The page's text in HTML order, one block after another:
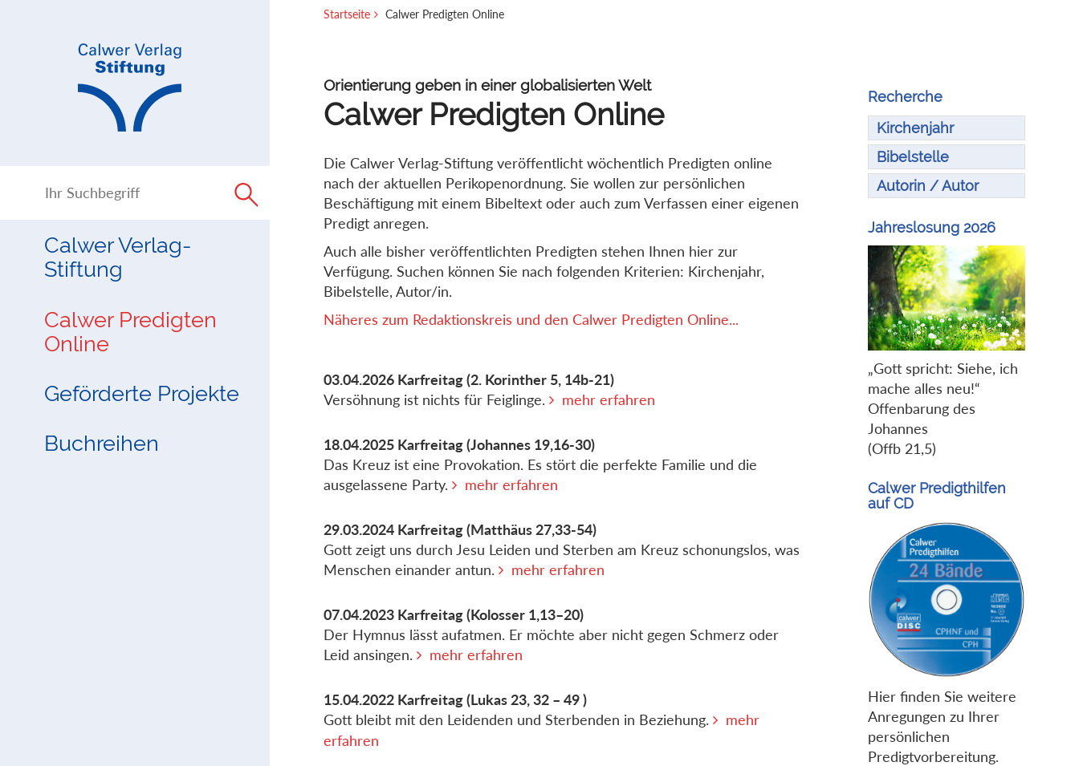
Calwer Verlag-
Stiftung
Calwer Predigten
Online
Geförderte Projekte
Buchreihen
Startseite Calwer Predigten Online
Orientierung geben in einer globalisierten Welt
Calwer Predigten Online
Die Calwer Verlag-Stiftung veröffentlicht wöchentlich Predigten online
nach der aktuellen Perikopenordnung. Sie wollen zur persönlichen
Beschäftigung mit einem Bibeltext oder auch zum Verfassen einer eigenen
Predigt anregen.
Auch alle bisher veröffentlichten Predigten stehen Ihnen hier zur
Verfügung. Suchen können Sie nach folgenden Kriterien: Kirchenjahr,
Bibelstelle, Autor/in.
Näheres zum Redaktionskreis und den Calwer Predigten Online...
03.04.2026 Karfreitag(2. Korinther 5, 14b-21)
Versöhnung ist nichts für Feiglinge.
mehr erfahren
18.04.2025 Karfreitag(Johannes 19,16-30)
Das Kreuz ist eine Provokation. Es stört die perfekte Familie und die
ausgelassene Party.
mehr erfahren
29.03.2024 Karfreitag(Matthäus 27,33-54)
Gott zeigt uns durch Jesu Leiden und Sterben am Kreuz schonungslos, was
Menschen einander antun.
mehr erfahren
07.04.2023 Karfreitag(Kolosser 1,13–20)
Der Hymnus lässt aufatmen. Er möchte aber nicht gegen Schmerz oder
Leid ansingen.
mehr erfahren
15.04.2022 Karfreitag(Lukas 23, 32 – 49 )
Gott bleibt mit den Leidenden und Sterbenden in Beziehung.
mehr
erfahren
Recherche
Kirchenjahr
Bibelstelle
Autorin / Autor
Jahreslosung 2026
„Gott spricht: Siehe, ich
mache alles neu!“
Offenbarung des
Johannes
(Offb 21,5)
Calwer Predigthilfen
auf CD
Hier finden Sie weitere
Anregungen zu Ihrer
persönlichen
Predigtvorbereitung.